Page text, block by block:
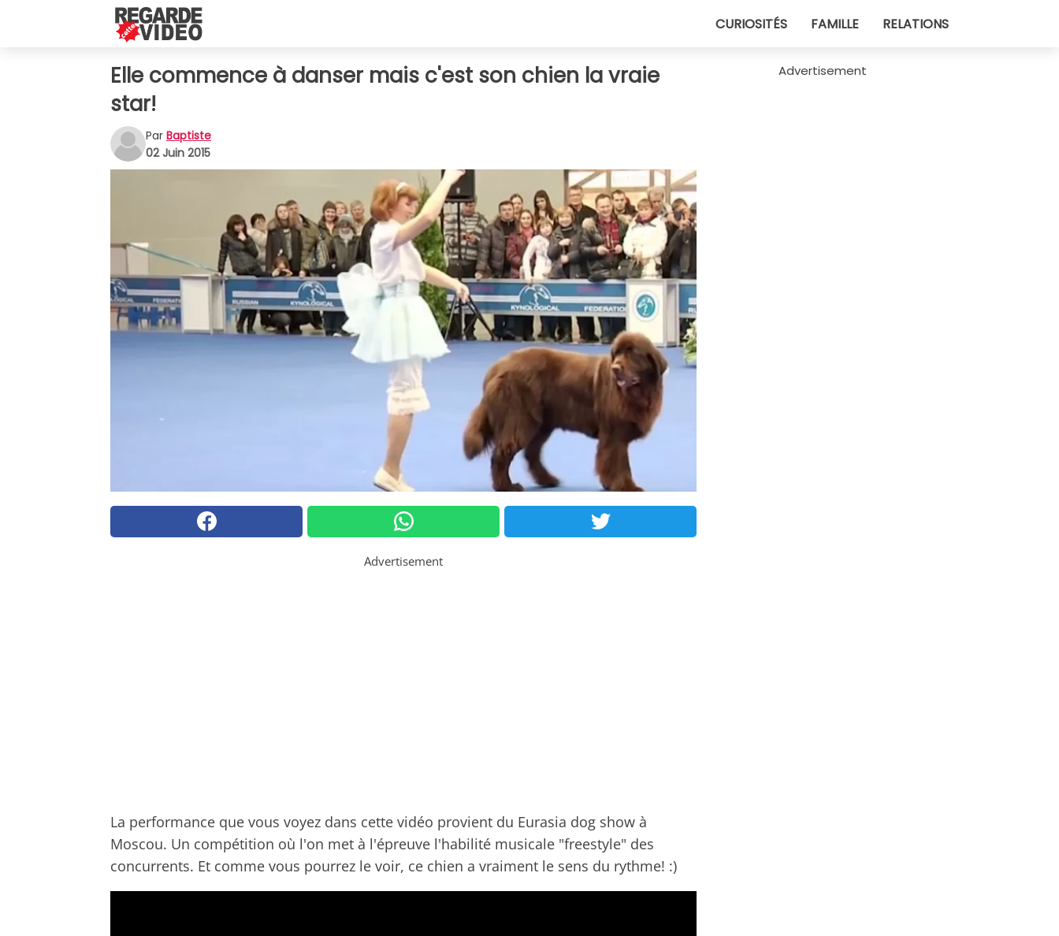
CURIOSITÉS FAMILLE RELATIONS
Elle commence à danser mais c'est son chien la vraie
star!
Par Baptiste
02 Juin 2015
Advertisement
La performance que vous voyez dans cette vidéo provient du Eurasia dog show à
Moscou. Un compétition où l'on met à l'épreuve l'habilité musicale "freestyle" des
concurrents. Et comme vous pourrez le voir, ce chien a vraiment le sens du rythme! :)
Advertisement